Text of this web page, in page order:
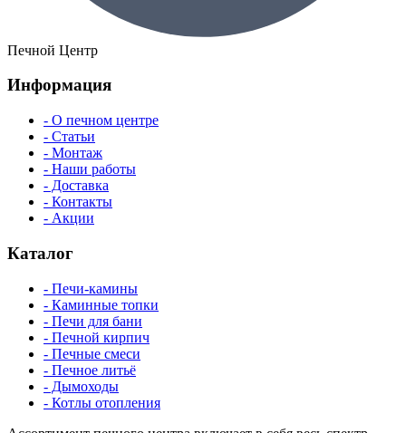
Печной Центр
Информация
- О печном центре
- Статьи
- Монтаж
- Наши работы
- Доставка
- Контакты
- Акции
Каталог
- Печи-камины
- Каминные топки
- Печи для бани
- Печной кирпич
- Печные смеси
- Печное литьё
- Дымоходы
- Котлы отопления